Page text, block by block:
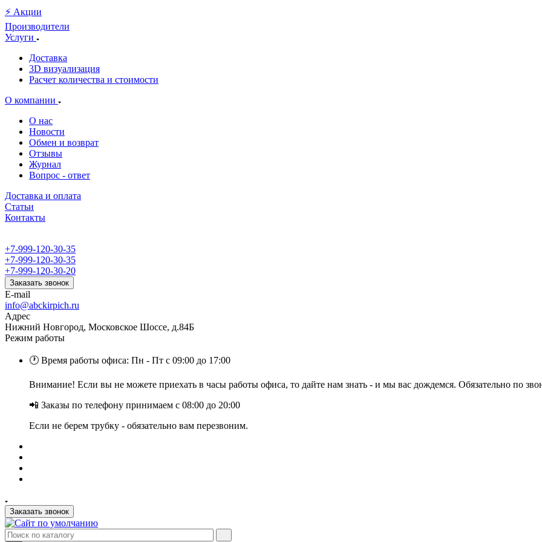
⚡️ Акции
Производители
Услуги
Доставка
3D визуализация
Расчет количества и стоимости
О компании
О нас
Новости
Обмен и возврат
Отзывы
Журнал
Вопрос - ответ
Доставка и оплата
Статьи
Контакты
+7-999-120-30-35
+7-999-120-30-35
+7-999-120-30-20
Заказать звонок
E-mail
info@abckirpich.ru
Адрес
Нижний Новгород, Московское Шоссе, д.84Б
Режим работы
🕐 Время работы офиса: Пн - Пт с 09:00 до 17:00
Внимание! Если вы не можете приехать в часы работы офиса, то дайте нам знать - и мы вас дождемся. Обязательно по
📲 Заказы по телефону принимаем с 08:00 до 20:00
Если не берем трубку - обязательно вам перезвоним.
Заказать звонок